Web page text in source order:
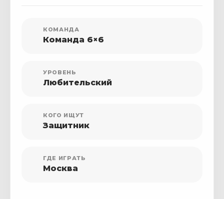
КОМАНДА
Команда 6×6
УРОВЕНЬ
Любительский
КОГО ИЩУТ
Защитник
ГДЕ ИГРАТЬ
Москва